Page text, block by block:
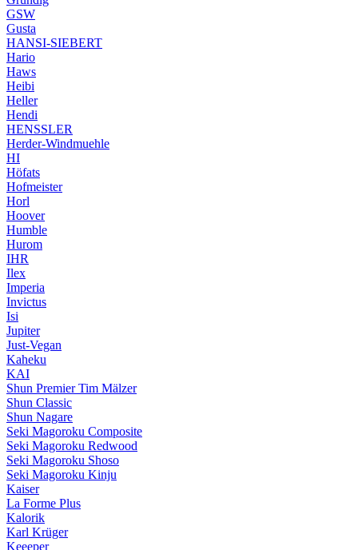
GSW
Gusta
HANSI-SIEBERT
Hario
Haws
Heibi
Heller
Hendi
HENSSLER
Herder-Windmuehle
HI
Höfats
Hofmeister
Horl
Hoover
Humble
Hurom
IHR
Ilex
Imperia
Invictus
Isi
Jupiter
Just-Vegan
Kaheku
KAI
Shun Premier Tim Mälzer
Shun Classic
Shun Nagare
Seki Magoroku Composite
Seki Magoroku Redwood
Seki Magoroku Shoso
Seki Magoroku Kinju
Kaiser
La Forme Plus
Kalorik
Karl Krüger
Keeeper